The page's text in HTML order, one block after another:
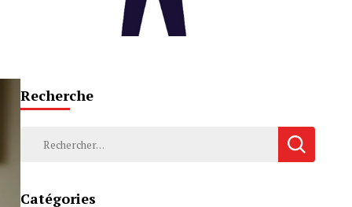
Recherche
Rechercher :
Catégories